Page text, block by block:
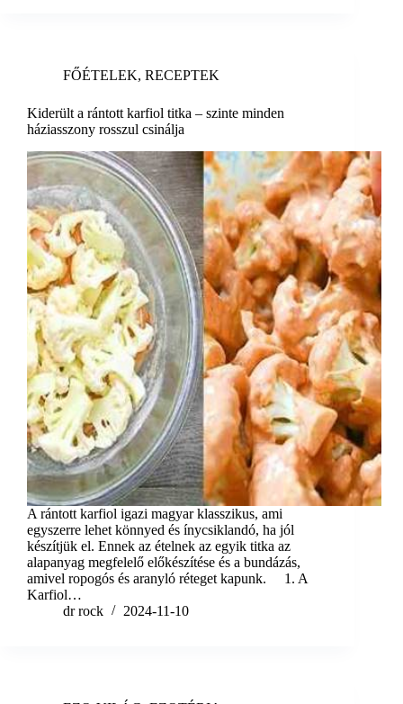
FŐÉTELEK, RECEPTEK
Kiderült a rántott karfiol titka – szinte minden
háziasszony rosszul csinálja
A rántott karfiol igazi magyar klasszikus, ami
egyszerre lehet könnyed és ínycsiklandó, ha jól
készítjük el. Ennek az ételnek az egyik titka az
alapanyag megfelelő előkészítése és a bundázás,
amivel ropogós és aranyló réteget kapunk. 1. A
Karfiol…
dr rock
2024-11-10